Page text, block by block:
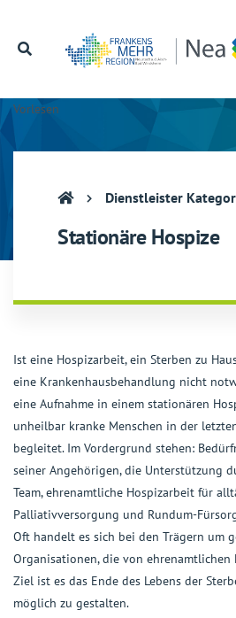
Vorlesen
Dienstleister
Stationäre Hospize
Ist eine Hospizarbeit, ein Sterben zu
eine Krankenhausbehandlung nicht
eine Aufnahme in einem stationären
unheilbar kranke Menschen in der
begleitet. Im Vordergrund stehen:
seiner Angehörigen, die Unterstützung
Team, ehrenamtliche Hospizarbeit für
Palliativversorgung und Rundum-
Oft handelt es sich bei den Trägern um
Organisationen, die von
Ziel ist es das Ende des Lebens der
möglich zu gestalten.